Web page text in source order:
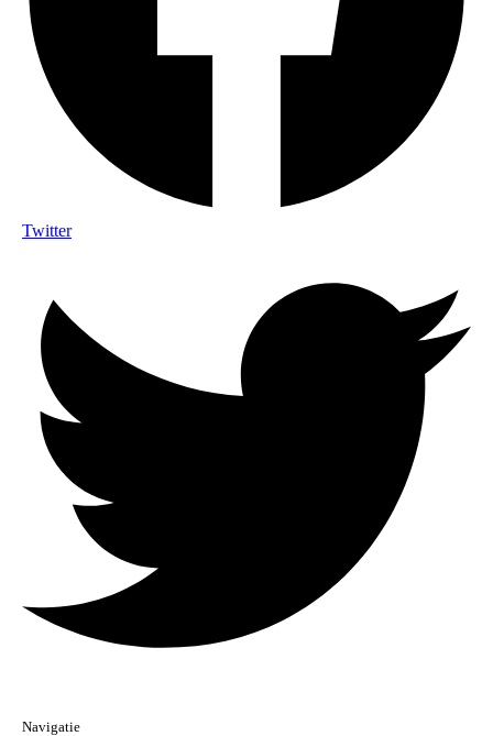
Twitter
Navigatie